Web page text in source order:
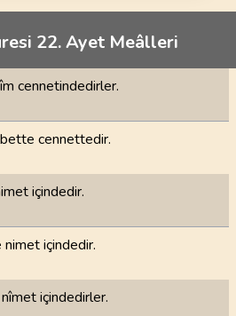
22. Ayet Meâlleri
cennetindedirler.
cennettedir.
içindedir.
içindedir.
içindedirler.